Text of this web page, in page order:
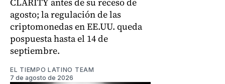
agosto; la regulación de las
criptomonedas en EE.UU. queda
pospuesta hasta el 14 de
septiembre.
EL TIEMPO LATINO TEAM
7 de agosto de 2026